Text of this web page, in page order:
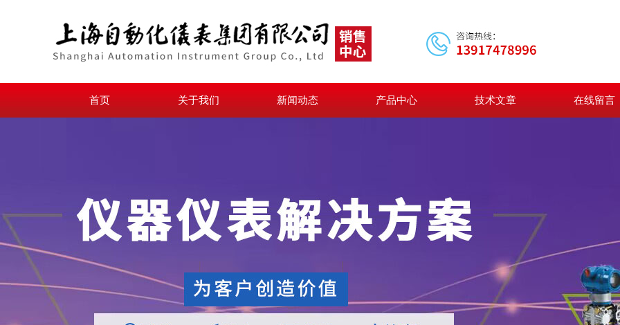
首页 关于我们 新闻动态 产品中心 技术文章 在线留言